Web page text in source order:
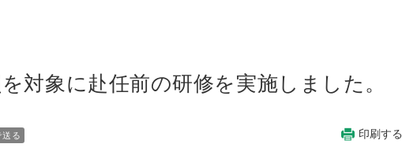
対象に赴任前の研修を実施しました。
送る 印刷する